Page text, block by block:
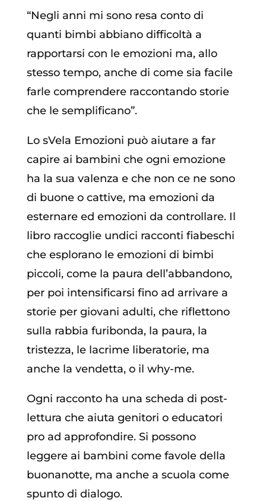
“Negli anni mi sono resa conto di
quanti bimbi abbiano difficoltà a
rapportarsi con le emozioni ma, allo
stesso tempo, anche di come sia facile
farle comprendere raccontando storie
che le semplificano”.
Lo sVela Emozioni può aiutare a far
capire ai bambini che ogni emozione
ha la sua valenza e che non ce ne sono
di buone o cattive, ma emozioni da
esternare ed emozioni da controllare. Il
libro raccoglie undici racconti fiabeschi
che esplorano le emozioni di bimbi
piccoli, come la paura dell’abbandono,
per poi intensificarsi fino ad arrivare a
storie per giovani adulti, che riflettono
sulla rabbia furibonda, la paura, la
tristezza, le lacrime liberatorie, ma
anche la vendetta, o il why-me.
Ogni racconto ha una scheda di post-
lettura che aiuta genitori o educatori
pro ad approfondire. Si possono
leggere ai bambini come favole della
buonanotte, ma anche a scuola come
spunto di dialogo.